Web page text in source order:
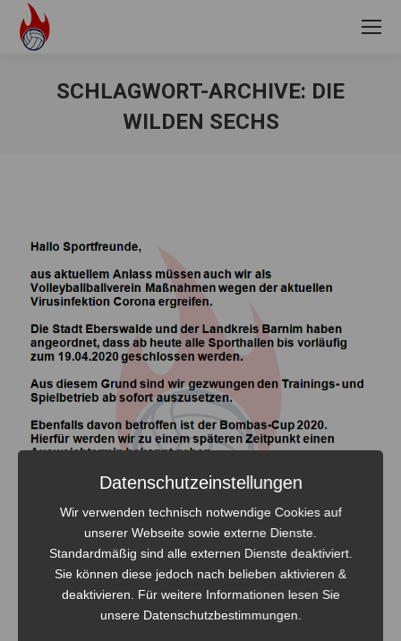
SCHLAGWORT-ARCHIVE: DIE
WILDEN SECHS
Trainings- und Spielbetrieb wird ab
sofort ausgesetzt
Datenschutzeinstellungen
Wir verwenden technisch notwendige Cookies auf
unserer Webseite sowie externe Dienste.
Standardmäßig sind alle externen Dienste deaktiviert.
Sie können diese jedoch nach belieben aktivieren &
deaktivieren. Für weitere Informationen lesen Sie
unsere Datenschutzbestimmungen.